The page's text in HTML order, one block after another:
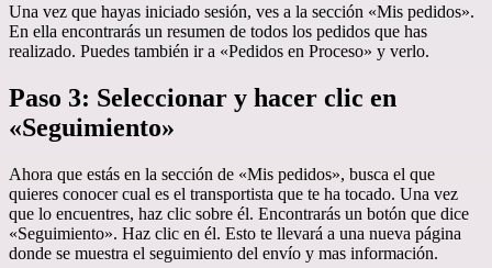
Una vez que hayas iniciado sesión, ves a la sección «Mis pedidos».
En ella encontrarás un resumen de todos los pedidos que has
realizado. Puedes también ir a «Pedidos en Proceso» y verlo.
Paso 3: Seleccionar y hacer clic en
«Seguimiento»
Ahora que estás en la sección de «Mis pedidos», busca el que
quieres conocer cual es el transportista que te ha tocado. Una vez
que lo encuentres, haz clic sobre él. Encontrarás un botón que dice
«Seguimiento». Haz clic en él. Esto te llevará a una nueva página
donde se muestra el seguimiento del envío y mas información.